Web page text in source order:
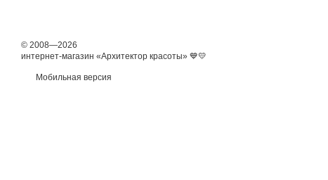
© 2008—2026
интернет-магазин «Архитектор красоты» 💙💛
Мобильная версия